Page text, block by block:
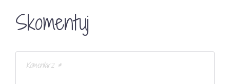
Skomentuj